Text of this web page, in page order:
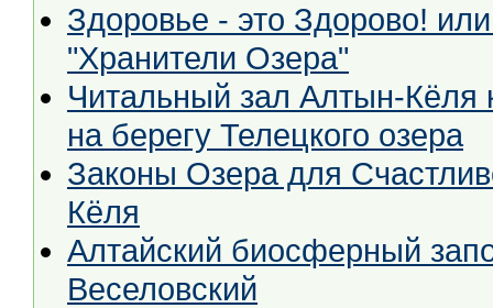
Здоровье - это Здорово!
"Хранители Озера"
Читальный зал Алтын-Кёля
на берегу Телецкого озера
Законы Озера для
Кёля
Алтайский биосферный
Веселовский